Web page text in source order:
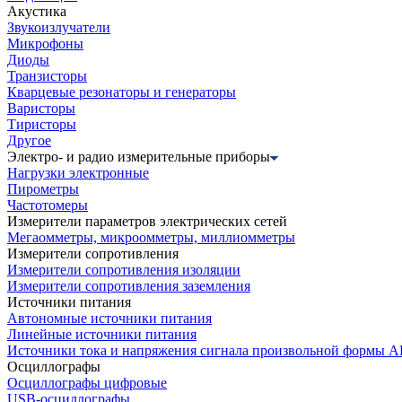
Акустика
Звукоизлучатели
Микрофоны
Диоды
Транзисторы
Кварцевые резонаторы и генераторы
Варисторы
Тиристоры
Другое
Электро- и радио измерительные приборы
Нагрузки электронные
Пирометры
Частотомеры
Измерители параметров электрических сетей
Мегаомметры, микроомметры, миллиомметры
Измерители сопротивления
Измерители сопротивления изоляции
Измерители сопротивления заземления
Источники питания
Автономные источники питания
Линейные источники питания
Источники тока и напряжения сигнала произвольной формы
Осциллографы
Осциллографы цифровые